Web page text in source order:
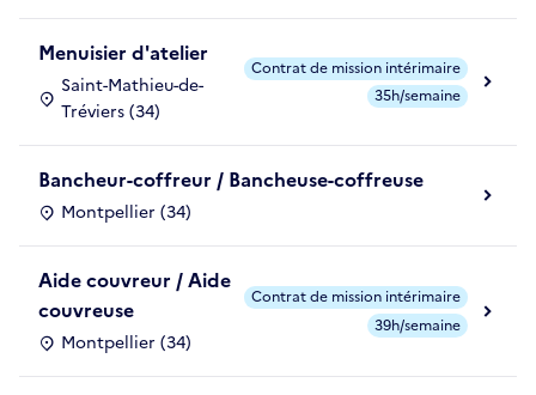
Menuisier d'atelier
Saint-Mathieu-de-
Tréviers (34)
Contrat de mission intérimaire
35h/semaine
Bancheur-coffreur / Bancheuse-coffreuse
Montpellier (34)
Aide couvreur / Aide
couvreuse
Montpellier (34)
Contrat de mission intérimaire
39h/semaine